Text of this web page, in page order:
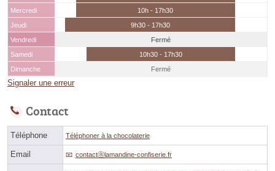
Mercredi
10h - 17h30
Jeudi
9h30 - 17h30
Vendredi
Fermé
Samedi
10h30 - 17h30
Dimanche
Fermé
Signaler une erreur
Contact
Téléphone Téléphoner à la chocolaterie
Email contactⓐlamandine-confiserie.fr